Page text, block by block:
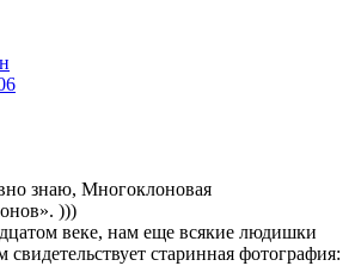
знаю, Многоклоновая
)))
веке, нам еще всякие людишки
старинная фотография: